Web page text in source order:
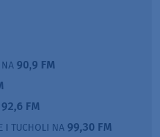
NA 90,9 FM
92,6 FM
I TUCHOLI NA 99,30 FM